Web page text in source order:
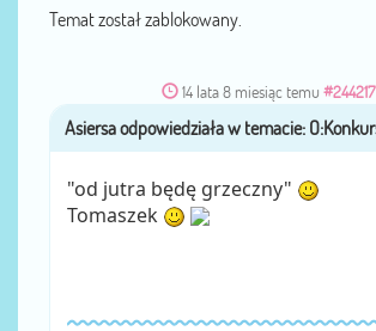
Temat został zablokowany.
14 lata 8 miesiąc temu #244217
przezAsiersa
"od jutra będę grzeczny"
Tomaszek